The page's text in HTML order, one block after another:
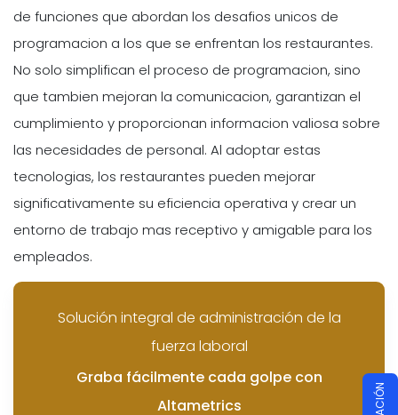
de funciones que abordan los desafios unicos de
programacion a los que se enfrentan los restaurantes.
No solo simplifican el proceso de programacion, sino
que tambien mejoran la comunicacion, garantizan el
cumplimiento y proporcionan informacion valiosa sobre
las necesidades de personal. Al adoptar estas
tecnologias, los restaurantes pueden mejorar
significativamente su eficiencia operativa y crear un
entorno de trabajo mas receptivo y amigable para los
empleados.
Solución integral de administración de la
fuerza laboral
Graba fácilmente cada golpe con
Altametrics